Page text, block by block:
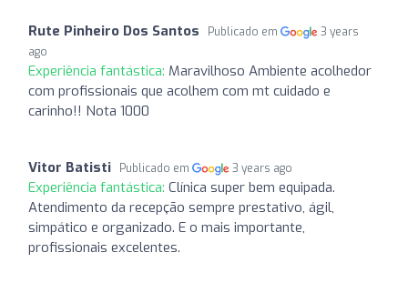
Rute Pinheiro Dos Santos Publicado em
3 years
ago
Experiência fantástica: Maravilhoso Ambiente acolhedor
com profissionais que acolhem com mt cuidado e
carinho!! Nota 1000
Vitor Batisti Publicado em 3 years ago
Experiência fantástica: Clínica super bem equipada.
Atendimento da recepção sempre prestativo, ágil,
simpático e organizado. E o mais importante,
profissionais excelentes.